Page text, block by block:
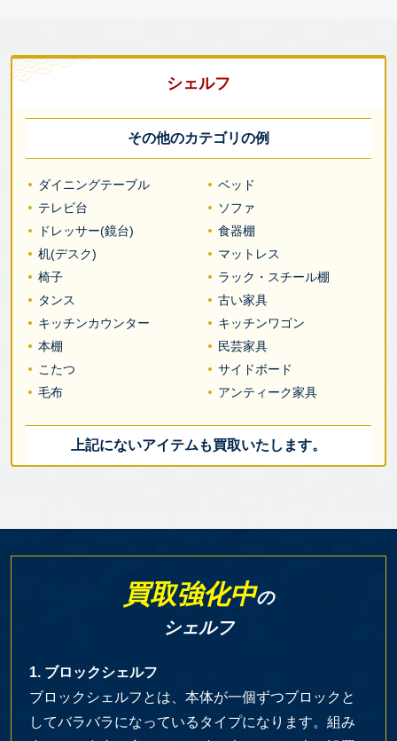
シェルフ
その他のカテゴリの例
ダイニングテーブル
ベッド
テレビ台
ソファ
ドレッサー(鏡台)
食器棚
机(デスク)
マットレス
椅子
ラック・スチール棚
タンス
古い家具
キッチンカウンター
キッチンワゴン
本棚
民芸家具
こたつ
サイドボード
毛布
アンティーク家具
上記にないアイテムも買取いたします。
買取強化中の
シェルフ
1. ブロックシェルフ
ブロックシェルフとは、本体が一個ずつブロックと
してバラバラになっているタイプになります。組み